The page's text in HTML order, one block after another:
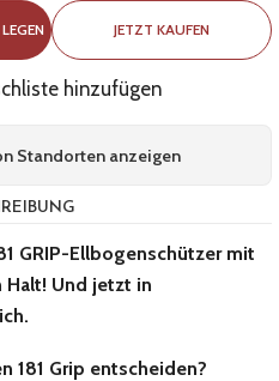
JETZT KAUFEN
hinzufügen
Standorten anzeigen
GRIP-Ellbogenschützer mit
Halt! Und jetzt in
181 Grip entscheiden?